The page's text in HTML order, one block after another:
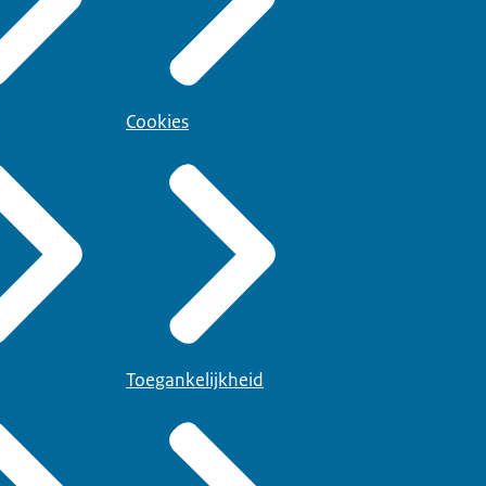
Cookies
Toegankelijkheid